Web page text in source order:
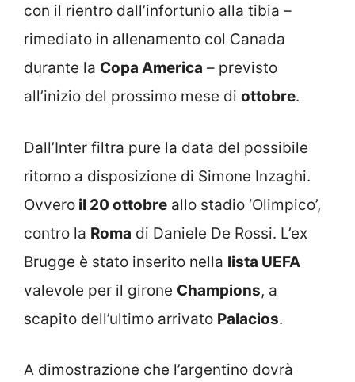
con il rientro dall’infortunio alla tibia –
rimediato in allenamento col Canada
durante la Copa America – previsto
all’inizio del prossimo mese di ottobre.
Dall’Inter filtra pure la data del possibile
ritorno a disposizione di Simone Inzaghi.
Ovvero il 20 ottobre allo stadio ‘Olimpico’,
contro la Roma di Daniele De Rossi. L’ex
Brugge è stato inserito nella lista UEFA
valevole per il girone Champions, a
scapito dell’ultimo arrivato Palacios.
A dimostrazione che l’argentino dovrà